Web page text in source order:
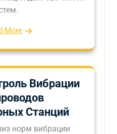
More
Вибрации
Станций
норм вибрации